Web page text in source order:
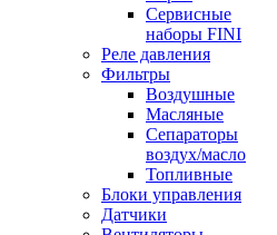
Сервисные
наборы FINI
Реле давления
Фильтры
Воздушные
Масляные
Сепараторы
воздух/масло
Топливные
Блоки управления
Датчики